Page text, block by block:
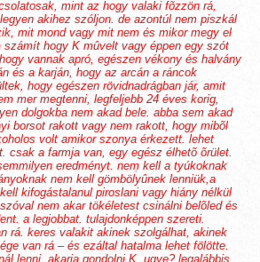
mint az hogy valaki fõzzön rá,
akihez szóljon. de azontúl nem piszkál
mit mond vagy mit nem és mikor megy el
számít hogy K mûvelt vagy éppen egy szót
vannak apró, egészen vékony és halvány
és a karján, hogy az arcán a ráncok
hogy egészen rövidnadrágban jár, amit
mer megtenni, legfeljebb 24 éves korig,
dolgokba nem akad bele. abba sem akad
borsot rakott vagy nem rakott, hogy mibõl
volt amikor szonya érkezett. lehet
csak a farmja van, egy egész élhetõ õrület.
eredményt. nem kell a tyúkoknak
nem kell gömbölyûnek lenniük,a
kifogástalanul piroslani vagy hiány nélkül
nem akar tökéletest csinálni belõled és
a legjobbat. tulajdonképpen szereti.
rá. keres valakit akinek szolgálhat, akinek
van rá – és ezáltal hatalma lehet fölötte.
lenni, akarja gondolni K, ugye? legalábbis